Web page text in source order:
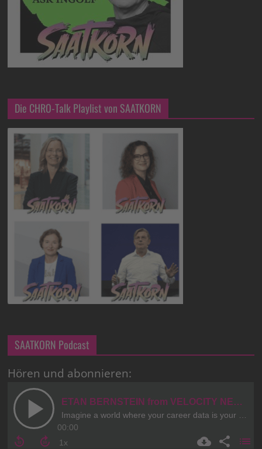
Die CHRO-Talk Playlist von SAATKORN
SAATKORN Podcast
Hören und abonnieren: